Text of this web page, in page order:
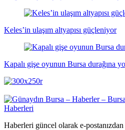
Keles’in ulaşım altyapısı güçleniyor
Kapalı gişe oyunun Bursa durağına
Haberleri güncel olarak e-